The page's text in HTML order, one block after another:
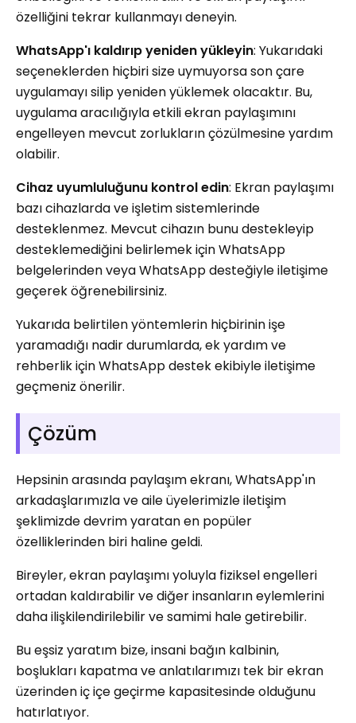
özelliğini tekrar kullanmayı deneyin.
WhatsApp'ı kaldırıp yeniden yükleyin: Yukarıdaki
seçeneklerden hiçbiri size uymuyorsa son çare
uygulamayı silip yeniden yüklemek olacaktır. Bu,
uygulama aracılığıyla etkili ekran paylaşımını
engelleyen mevcut zorlukların çözülmesine yardım
olabilir.
Cihaz uyumluluğunu kontrol edin: Ekran paylaşımı
bazı cihazlarda ve işletim sistemlerinde
desteklenmez. Mevcut cihazın bunu destekleyip
desteklemediğini belirlemek için WhatsApp
belgelerinden veya WhatsApp desteğiyle iletişime
geçerek öğrenebilirsiniz.
Yukarıda belirtilen yöntemlerin hiçbirinin işe
yaramadığı nadir durumlarda, ek yardım ve
rehberlik için WhatsApp destek ekibiyle iletişime
geçmeniz önerilir.
Çözüm
Hepsinin arasında paylaşım ekranı, WhatsApp'ın
arkadaşlarımızla ve aile üyelerimizle iletişim
şeklimizde devrim yaratan en popüler
özelliklerinden biri haline geldi.
Bireyler, ekran paylaşımı yoluyla fiziksel engelleri
ortadan kaldırabilir ve diğer insanların eylemlerini
daha ilişkilendirilebilir ve samimi hale getirebilir.
Bu eşsiz yaratım bize, insani bağın kalbinin,
boşlukları kapatma ve anlatılarımızı tek bir ekran
üzerinden iç içe geçirme kapasitesinde olduğunu
hatırlatıyor.